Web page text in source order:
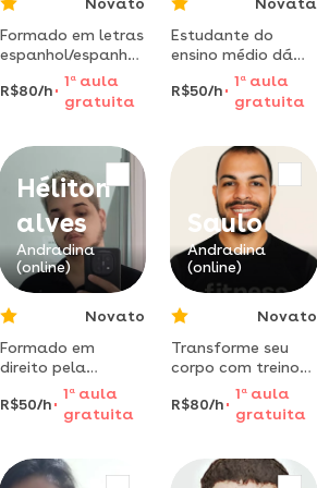
Formado em letras
espanhol/espanhol
pela unigran,
universidade
boliviana em
sierra 2013 a 2017.
pesquisa
lingüística de
expressões
idiomáticas em
português/espanhol.
professor adjunto
R$80/h
1 aaula
gratuita
Estudante do
ensino médio dá
aulas de inglês
básico a
intermediário.
divertindo!
R$50/h
1 a aula
gratuita
Héliton
alves
Andradina
(online)
Novato
Formado em
direito pela
universidade
federal do mato
grosso do sul (
específico
R$50/h
1 aaula
gratuita
Saulo
Andradina
(online)
Novato
Transforme seu
corpo com treinos
adaptados e
focados nos seus
R$80/h
1 a aula
gratuita